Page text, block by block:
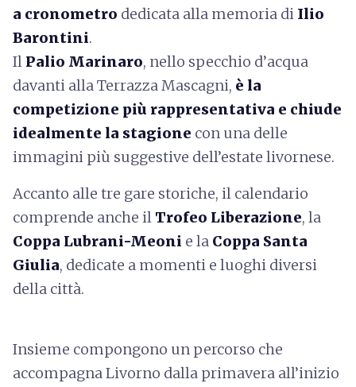
a cronometro dedicata alla memoria di Ilio
Barontini.
Il Palio Marinaro, nello specchio d’acqua
davanti alla Terrazza Mascagni, è la
competizione più rappresentativa e chiude
idealmente la stagione con una delle
immagini più suggestive dell’estate livornese.
Accanto alle tre gare storiche, il calendario
comprende anche il Trofeo Liberazione, la
Coppa Lubrani-Meoni e la Coppa Santa
Giulia, dedicate a momenti e luoghi diversi
della città.
Insieme compongono un percorso che
accompagna Livorno dalla primavera all’inizio